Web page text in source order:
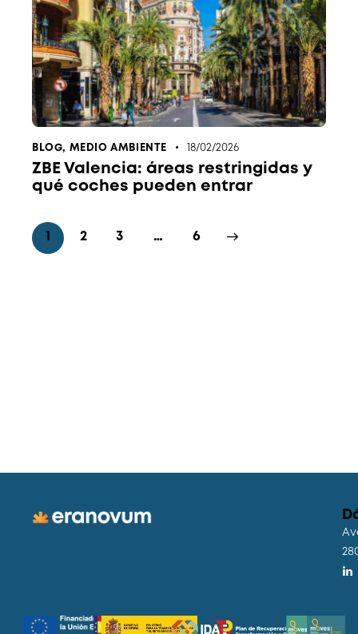
BLOG, MEDIO AMBIENTE 18/02/2026
ZBE Valencia: áreas restringidas y
qué coches pueden entrar
2 3 … 6
>